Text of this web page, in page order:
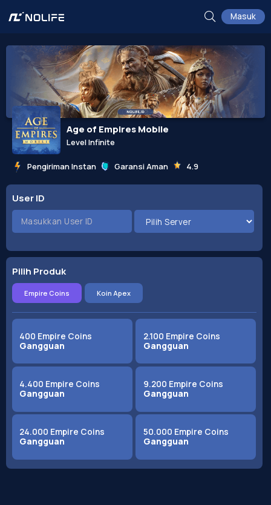
Masuk
Age of Empires Mobile
Level Infinite
Pengiriman Instan Garansi Aman 4.9
User ID
Pilih Produk
Empire Coins Koin Apex
400 Empire Coins
Gangguan
2.100 Empire Coins
Gangguan
4.400 Empire Coins
Gangguan
9.200 Empire Coins
Gangguan
24.000 Empire Coins
Gangguan
50.000 Empire Coins
Gangguan